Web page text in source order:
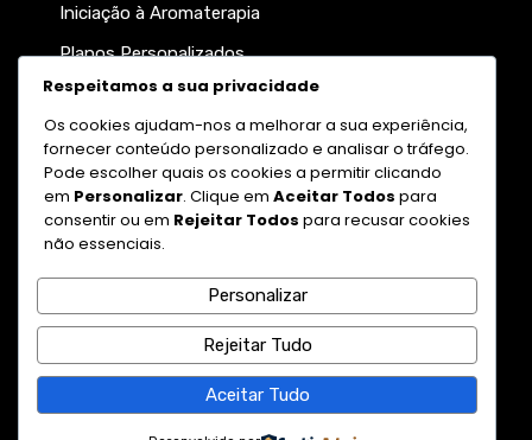
Iniciação à Aromaterapia
Planos Personalizados
Participe da nossa newsletter
Enviar
© 2026 DobleAroma
Respeitamos a sua privacidade
Os cookies ajudam-nos a melhorar a sua experiência,
fornecer conteúdo personalizado e analisar o tráfego.
Pode escolher quais os cookies a permitir clicando
em Personalizar. Clique em Aceitar Todos para
consentir ou em Rejeitar Todos para recusar cookies
não essenciais.
Personalizar
Rejeitar Tudo
Aceitar Tudo